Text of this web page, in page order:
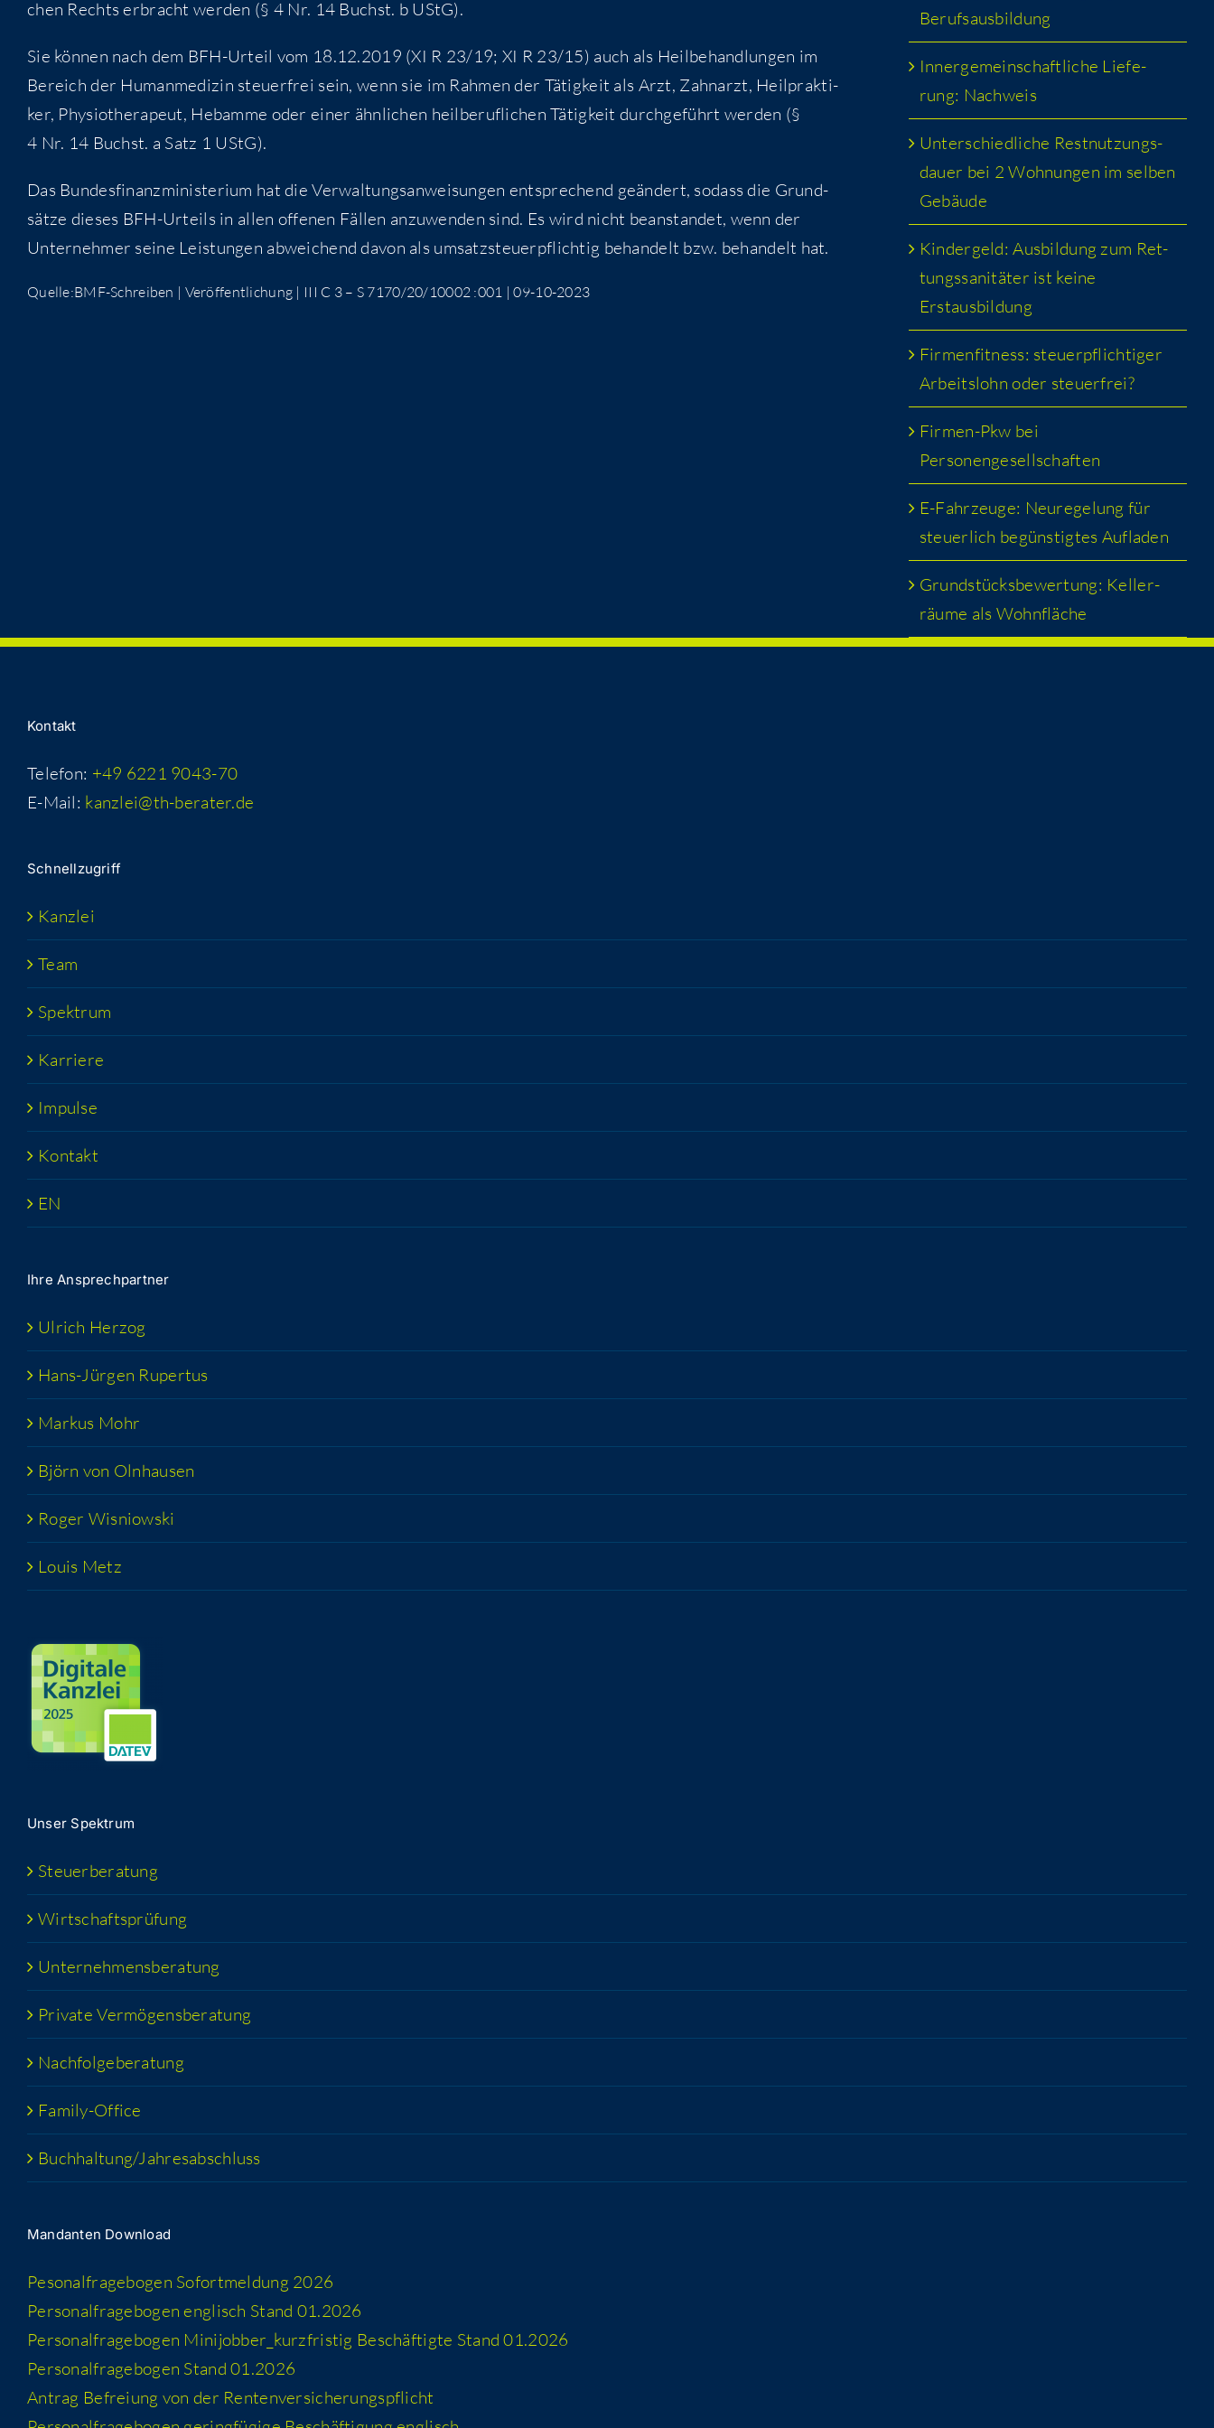
chen Rechts erbracht wer­den (§ 4 Nr. 14 Buchst. b UStG).
Sie kön­nen nach dem BFH-Urteil vom 18.12.2019 (XI R 23/19; XI R 23/15) auch als Heil­be­hand­lun­gen im
Bereich der Human­me­di­zin steu­er­frei sein, wenn sie im Rah­men der Tätig­keit als Arzt, Zahn­arzt, Heil­prak­ti­
ker, Phy­sio­the­ra­peut, Heb­am­me oder einer ähn­li­chen heil­be­ruf­li­chen Tätig­keit durch­ge­führt wer­den (§
4 Nr. 14 Buchst. a Satz 1 UStG).
Das Bun­des­fi­nanz­mi­nis­te­ri­um hat die Ver­wal­tungs­an­wei­sun­gen ent­spre­chend geän­dert, sodass die Grund­
sät­ze die­ses BFH-Urteils in allen offe­nen Fäl­len anzu­wen­den sind. Es wird nicht bean­stan­det, wenn der
Unter­neh­mer sei­ne Leis­tun­gen abwei­chend davon als umsatz­steu­er­pflich­tig behan­delt bzw. behan­delt hat.
Quelle:BMF-Schreiben | Ver­öf­fent­li­chung | III C 3 – S 7170/20/10002 :001 | 09-10-2023
Berufsausbildung
Inner­ge­mein­schaft­li­che Lie­fe­
rung: Nachweis
Unter­schied­li­che Rest­nut­zungs­
dau­er bei 2 Woh­nun­gen im sel­ben
Gebäude
Kin­der­geld: Aus­bil­dung zum Ret­
tungs­sa­ni­tä­ter ist kei­ne
Erstausbildung
Fir­men­fit­ness: steu­er­pflich­ti­ger
Arbeits­lohn oder steuerfrei?
Fir­men-Pkw bei
Personengesellschaften
E-Fahr­zeu­ge: Neu­re­ge­lung für
steu­er­lich begüns­tig­tes Aufladen
Grund­stücks­be­wer­tung: Kel­ler­
räu­me als Wohnfläche
Kon­takt
Telefon: +49 6221 9043-70
E-Mail: kanzlei@th-berater.de
Schnell­zu­griff
Kanz­lei
Team
Spek­trum
Kar­rie­re
Impul­se
Kon­takt
EN
Ihre Ansprech­part­ner
Ulrich Her­zog
Hans-Jür­­gen Rupertus
Mar­kus Mohr
Björn von Olnhausen
Roger Wis­niow­ski
Lou­is Metz
Unser Spek­trum
Steu­er­be­ra­tung
Wirt­schafts­prü­fung
Unter­neh­mens­be­ra­tung
Pri­va­te Vermögensberatung
Nach­fol­ge­be­ra­tung
Fami­­ly-Office
Buchhaltung/​​Jahresabschluss
Man­dan­ten Download
Peso­nal­fra­ge­bo­gen Sofort­mel­dung 2026
Per­so­nal­fra­ge­bo­gen eng­lisch Stand 01.2026
Per­so­nal­fra­ge­bo­gen Minijobber_​kurzfristig Beschäf­tig­te Stand 01.2026
Per­so­nal­fra­ge­bo­gen Stand 01.2026
Antrag Befrei­ung von der Rentenversicherungspflicht